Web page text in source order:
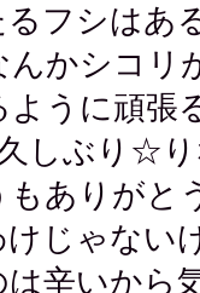
るフシはあ
んかシコリ
うに頑張
ぶり☆り
ありがと
じゃない
辛いから